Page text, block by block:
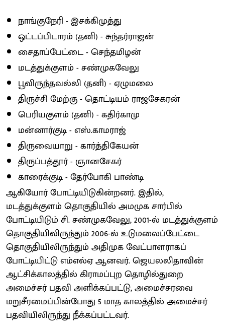
நாங்குநேரி - இசக்கிமுத்து
ஒட்டப்பிடாரம் (தனி) - சுந்தர்ராஜன்
சைதாப்பேட்டை - செந்தமிழன்
மடத்துக்குளம் - சண்முகவேலு
பூவிருந்தவல்லி (தனி) - ஏழுமலை
திருச்சி மேற்கு - தொட்டியம் ராஜசேகரன்
பெரியகுளம் (தனி) - கதிர்காமு
மன்னார்குடி - எஸ்.காமராஜ்
திருவையாறு - கார்த்திகேயன்
திருப்பத்தூர் - ஞானசேகர்
காரைக்குடி - தேர்போகி பாண்டி
ஆகியோர் போட்டியிடுகின்றனர். இதில்,
மடத்துக்குளம் தொகுதியில் அமமுக சார்பில்
போட்டியிடும் சி. சண்முகவேலு, 2001-ல் மடத்துக்குளம்
தொகுதியிலிருந்தும் 2006-ல் உடுமலைப்பேட்டை
தொகுதியிலிருந்தும் அதிமுக வேட்பாளராகப்
போட்டியிட்டு எம்எல்ஏ ஆனவர். ஜெயலலிதாவின்
ஆட்சிக்காலத்தில் கிராமப்புற தொழில்துறை
அமைச்சர் பதவி அளிக்கப்பட்டு, அமைச்சரவை
மறுசீரமைப்பின்போது 5 மாத காலத்தில் அமைச்சர்
பதவியிலிருந்து நீக்கப்பட்டவர்.